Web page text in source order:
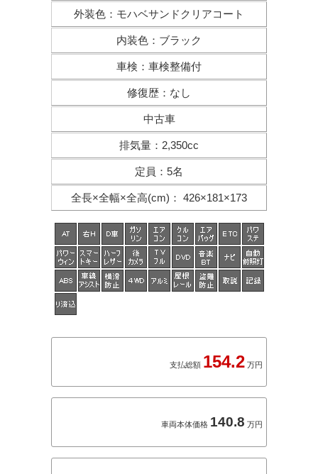
外装色 ： モハベサンドクリアコート
内装色 ： ブラック
車検 ： 車検整備付
修復歴 ： なし
中古車
排気量 ： 2,350cc
定員 ： 5名
全長×全幅×全高(cm) ： 426×181×173
支払総額 154.2 万円
車両本体価格 140.8 万円